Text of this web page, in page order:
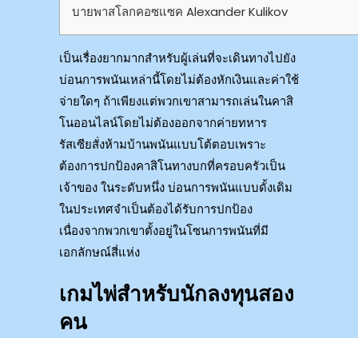
บายพาสโลกคอซแซค Alexander Kulikov
เป็นเรื่องยากมากสำหรับผู้เล่นที่จะเดินทางไปยัง
บ่อนการพนันเหล่านี้โดยไม่ต้องหักเงินและค่าใช้
จ่ายใดๆ ถ้าเพียงแต่พวกเขาสามารถเล่นในคาสิ
โนออนไลน์โดยไม่ต้องออกจากค่ายทหาร
รัสเซียสั่งห้ามบ้านพนันแบบโต้ตอบเพราะ
ต้องการปกป้องคาสิโนทางบกที่ครอบครัวเป็น
เจ้าของ ในระดับหนึ่ง บ่อนการพนันแบบดั้งเดิม
ในประเทศจำเป็นต้องได้รับการปกป้อง
เนื่องจากพวกเขาตั้งอยู่ในโซนการพนันที่มี
เอกลักษณ์สี่แห่ง
เกมไพ่สำหรับนักลงทุนสอง
คน